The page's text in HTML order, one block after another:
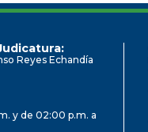
Reyes Echandía
y de 02:00 p.m. a